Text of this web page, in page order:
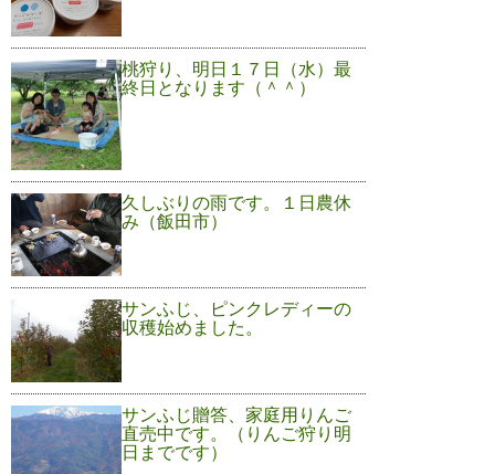
桃狩り、明日１７日（水）最
終日となります（＾＾）
久しぶりの雨です。１日農休
み（飯田市）
サンふじ、ピンクレディーの
収穫始めました。
サンふじ贈答、家庭用りんご
直売中です。（りんご狩り明
日までです）